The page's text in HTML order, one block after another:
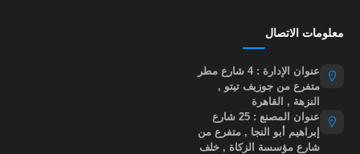
معلومات الاتصال
عنوان الإدارة : 4 شارع مطر
متفرع من جوزيف تيتو ,
النزهة , القاهرة
عنوان المصنع : 25 شارع
إبراهيم أبو النجا , متفرع من
شارع مؤسسة الزكاة , خلف